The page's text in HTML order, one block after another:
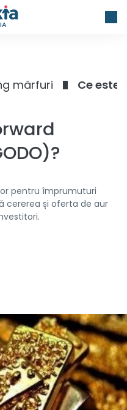
mărfuri Ce este
pentru împrumuturi
cererea și oferta de aur